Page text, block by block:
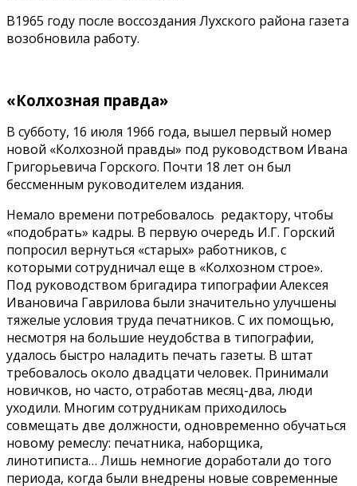
В1965 году после воссоздания Лухского района газета
возобновила работу.
«Колхозная правда»
В субботу, 16 июля 1966 года, вышел первый номер
новой «Колхозной правды» под руководством Ивана
Григорьевича Горского. Почти 18 лет он был
бессменным руководителем издания.
Немало времени потребовалось редактору, чтобы
«подобрать» кадры. В первую очередь И.Г. Горский
попросил вернуться «старых» работников, с
которыми сотрудничал еще в «Колхозном строе».
Под руководством бригадира типографии Алексея
Ивановича Гаврилова были значительно улучшены
тяжелые условия труда печатников. С их помощью,
несмотря на большие неудобства в типографии,
удалось быстро наладить печать газеты. В штат
требовалось около двадцати человек. Принимали
новичков, но часто, отработав месяц-два, люди
уходили. Многим сотрудникам приходилось
совмещать две должности, одновременно обучаться
новому ремеслу: печатника, наборщика,
линотиписта… Лишь немногие доработали до того
периода, когда были внедрены новые современные